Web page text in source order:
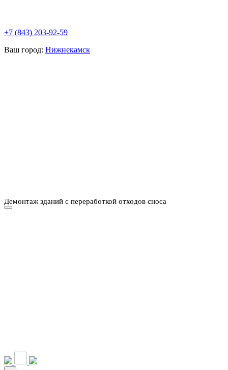
+7 (843) 203-92-59
Ваш город: Нижнекамск
Демонтаж зданий с переработкой отходов сноса